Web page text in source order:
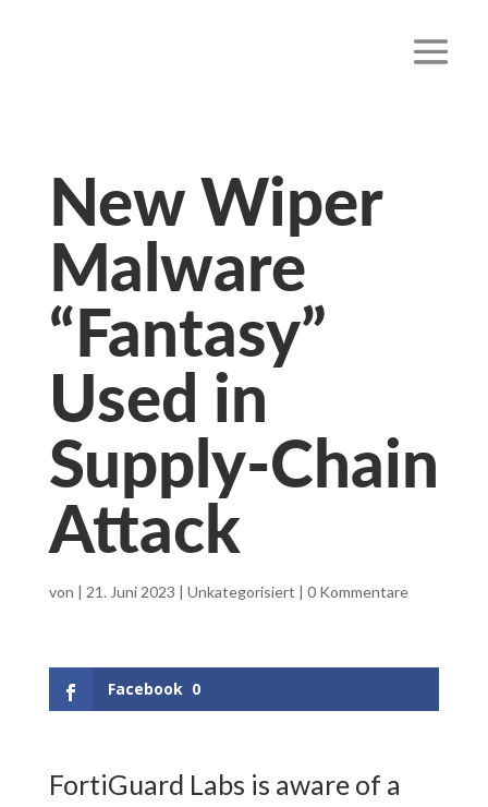
New Wiper
Malware
“Fantasy”
Used in
Supply-Chain
Attack
von | 21. Juni 2023 | Unkategorisiert | 0 Kommentare
Facebook 0
FortiGuard Labs is aware of a